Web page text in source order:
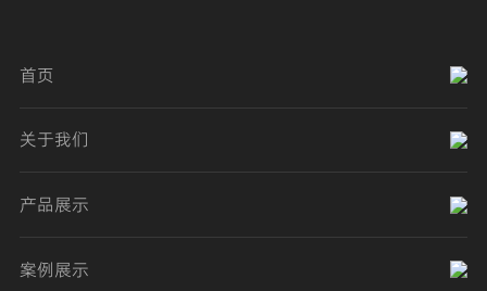
首页
关于我们
产品展示
案例展示